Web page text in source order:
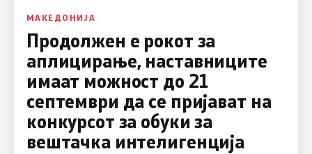
МАКЕДОНИЈА
Продолжен е рокот за
аплицирање, наставниците
имаат можност до 21
септември да се пријават на
конкурсот за обуки за
вештачка интелигенција